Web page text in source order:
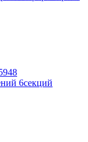
6секций